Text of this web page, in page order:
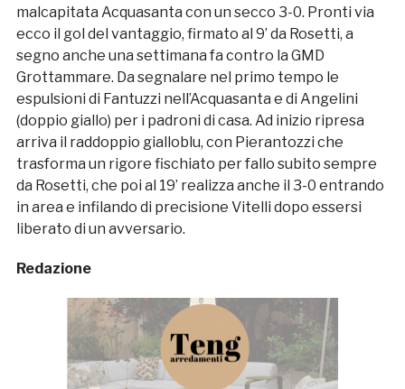
malcapitata Acquasanta con un secco 3-0. Pronti via
ecco il gol del vantaggio, firmato al 9’ da Rosetti, a
segno anche una settimana fa contro la GMD
Grottammare. Da segnalare nel primo tempo le
espulsioni di Fantuzzi nell’Acquasanta e di Angelini
(doppio giallo) per i padroni di casa. Ad inizio ripresa
arriva il raddoppio gialloblu, con Pierantozzi che
trasforma un rigore fischiato per fallo subito sempre
da Rosetti, che poi al 19’ realizza anche il 3-0 entrando
in area e infilando di precisione Vitelli dopo essersi
liberato di un avversario.
Redazione